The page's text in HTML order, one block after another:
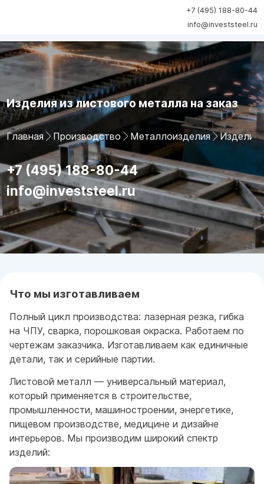
+7 (495) 188-80-44
info@investsteel.ru
Изделия из листового металла на заказ
Главная Производство Металлоизделия Изделия
+7 (495) 188-80-44
info@investsteel.ru
Что мы изготавливаем
Полный цикл производства: лазерная резка, гибка
на ЧПУ, сварка, порошковая окраска. Работаем по
чертежам заказчика. Изготавливаем как единичные
детали, так и серийные партии.
Листовой металл — универсальный материал,
который применяется в строительстве,
промышленности, машиностроении, энергетике,
пищевом производстве, медицине и дизайне
интерьеров. Мы производим широкий спектр
изделий: